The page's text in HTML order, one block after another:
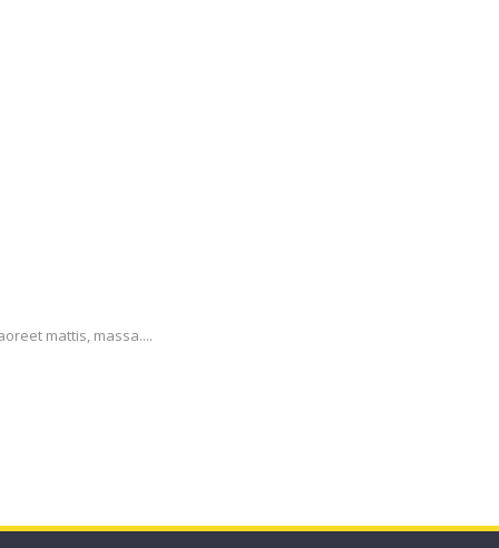
mattis, massa....